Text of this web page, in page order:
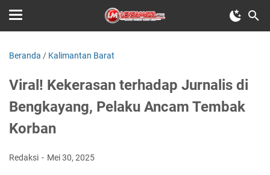
Beranda / Kalimantan Barat
Viral! Kekerasan terhadap Jurnalis di
Bengkayang, Pelaku Ancam Tembak
Korban
Redaksi Mei 30, 2025